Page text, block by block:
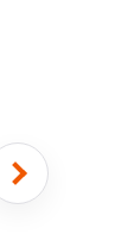
Châssis à